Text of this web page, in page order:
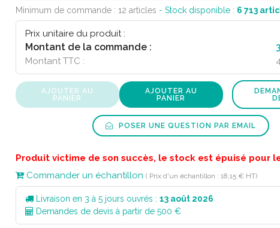
Minimum de commande : 12 articles - Stock disponible : 6 713
Prix unitaire du produit :
Montant de la commande :
Montant TTC :
AJOUTER AU
PANIER
AJOUTER AU
PANIER
POSER UNE QUESTION PAR EMAIL
Produit victime de son succès, le stock est épuisé pour
Commander un échantillon ( Prix d'un échantillon : 18,15 € HT)
Livraison en 3 à 5 jours ouvrés : 13 août 2026
Demandes de devis à partir de 500 €